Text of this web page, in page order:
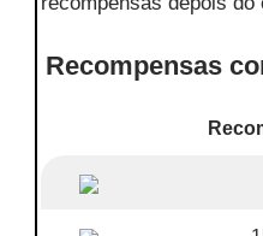
Recompensas